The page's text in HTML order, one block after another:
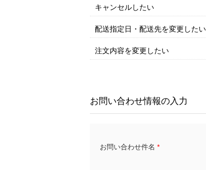
キャンセルしたい
配送指定日・配送先を変更したい
注文内容を変更したい
お問い合わせ情報の入力
お問い合わせ件名 *